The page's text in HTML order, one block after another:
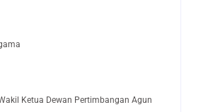
Ketua Dewan Pertimbangan Agung